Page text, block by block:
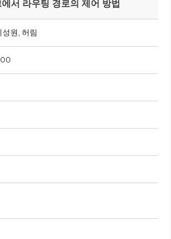
서 라우팅 경로의 제어 방법
원, 허림